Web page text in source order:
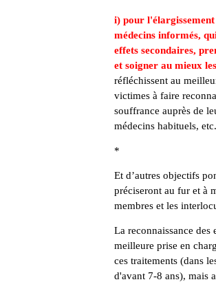
i) pour
médecins informés,
effets secondaires,
et soigner au mieux
réfléchissent au
victimes à faire
souffrance auprès de
médecins habituels, etc.
*
Et d’autres objectifs
préciseront au fur et à
membres et les
La reconnaissance des
meilleure prise en
ces traitements (dans
d'avant 7-8 ans), mais